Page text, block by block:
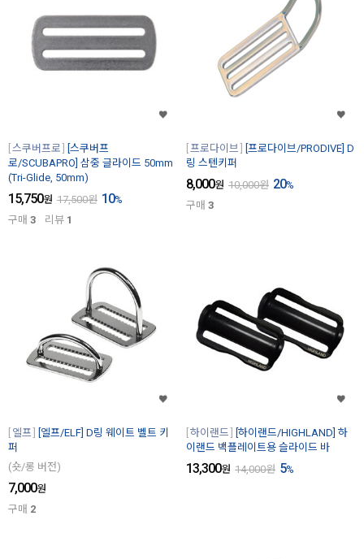
스쿠버프로
[스쿠버프
로/SCUBAPRO] 삼중 글라이드 50mm
(Tri-Glide, 50mm)
15,750원 17,500원 10%
구매 3 리뷰 1
프로다이브
[프로다이브/PRODIVE] D
링 스텐키퍼
8,000원 10,000원 20%
구매 3
엘프
[엘프/ELF] D링 웨이트 벨트 키
퍼
(숏/롱 버전)
7,000원
구매 2
하이랜드
[하이랜드/HIGHLAND] 하
이랜드 백플레이트용 슬라이드 바
13,300원 14,000원 5%